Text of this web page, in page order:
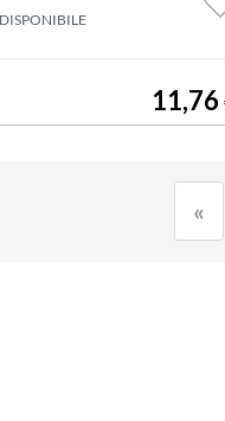
11,76
«